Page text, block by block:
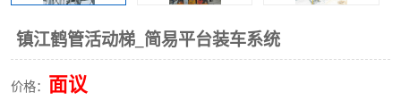
镇江鹤管活动梯_简易平台装车系统
价格： 面议